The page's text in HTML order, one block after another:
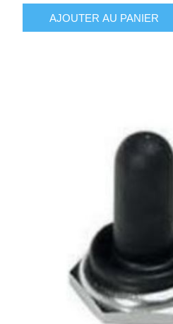
AJOUTER AU PANIER